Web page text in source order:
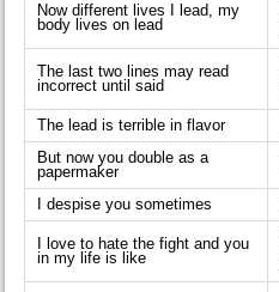
Now different lives I lead, my
body lives on lead
The last two lines may read
incorrect until said
The lead is terrible in flavor
But now you double as a
papermaker
I despise you sometimes
I love to hate the fight and you
in my life is like